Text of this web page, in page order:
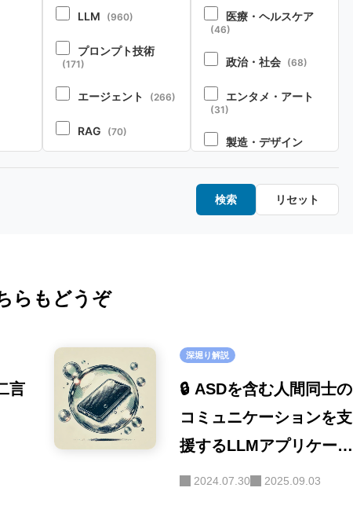
LLM (960)
プロンプト技術
(171)
エージェント (266)
RAG (70)
コーディング (104)
(32)
画像認識 (20)
ファインチューニン
グ
(16)
医療・ヘルスケア
(46)
政治・社会 (68)
エンタメ・アート
(31)
製造・デザイン
(20)
金融・経済 (19)
検索 リセット
らもどうぞ
言
深堀り解説
🔒 ASDを含む人間同士の
コミュニケーションを支
援するLLMアプリケーシ
ョン開発の事例
2024.07.30 2025.09.03